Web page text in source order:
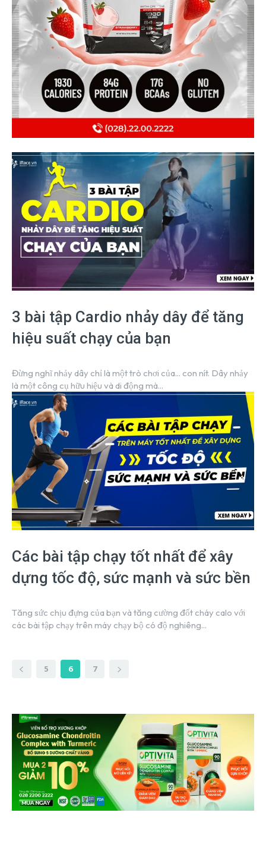
3 bài tập Cardio nhảy dây để tăng
hiệu suất chạy của bạn
Đừng nghĩ nhảy dây chỉ là một trò chơi của... con nít. Dây nhảy
là một công cụ hữu hiệu và di động mà...
Các bài tập chạy tốt nhất để xây
dựng tốc độ, sức mạnh và sức bền
Tăng sức chịu đựng của bạn và tăng cường đốt cháy calo với
các bài tập chạy trên máy chạy bộ có độ nghiêng...
5 6 7